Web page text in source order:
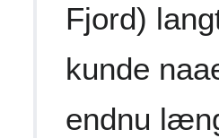
Fjord)
kunde
endnu